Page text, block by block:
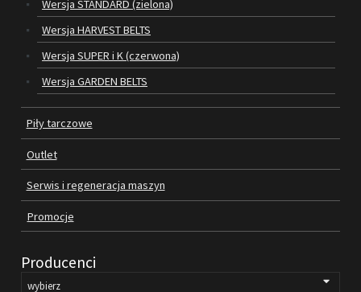
PIŁY TARCZOWE
OUTLET
SERWIS I REGENERACJA MASZYN
PROMOCJE
REGULAMIN
KATALOGI
OBRABIARKI DO DREWNA
SILNIKI ELEKTRYCZNE
Wersja STANDARD (zielona)
Wersja HARVEST BELTS
Wersja SUPER i K (czerwona)
Wersja GARDEN BELTS
Piły tarczowe
Outlet
Serwis i regeneracja maszyn
Promocje
Producenci